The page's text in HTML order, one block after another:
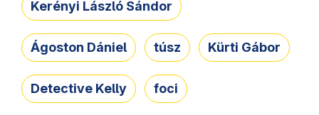
Kerényi László Sándor
Ágoston Dániel túsz Kürti Gábor
Detective Kelly foci